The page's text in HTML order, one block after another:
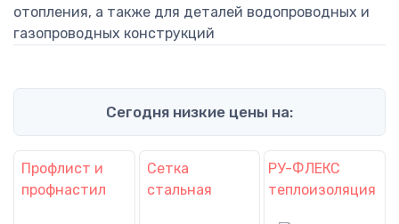
отопления, а также для деталей водопроводных и
газопроводных конструкций
Сегодня низкие цены на:
Профлист и
профнастил
Сетка
стальная
РУ-ФЛЕКС
теплоизоляция